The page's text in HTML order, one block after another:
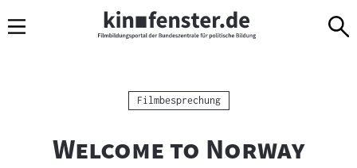
Navigation
zum
zur
Kategorie:
Filmbesprechung
"
Welcome to Norway"